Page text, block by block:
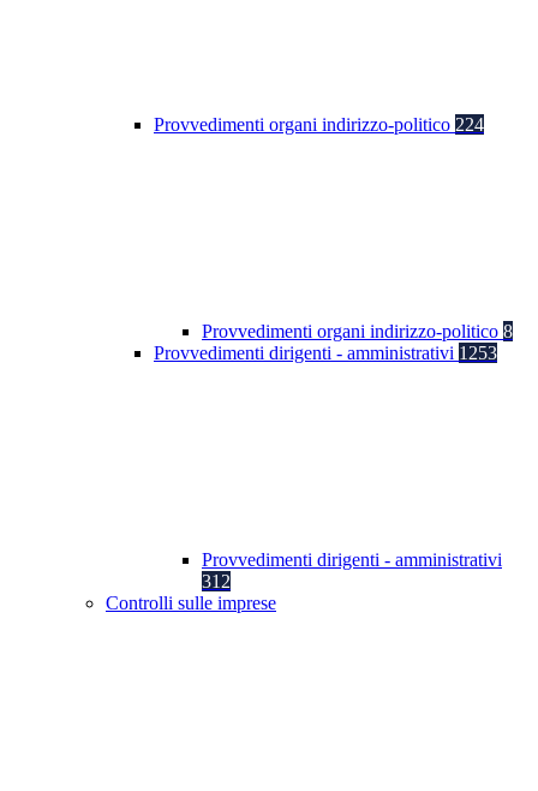
Provvedimenti organi indirizzo-politico 224
Provvedimenti organi indirizzo-politico 8
Provvedimenti dirigenti - amministrativi 1253
Provvedimenti dirigenti - amministrativi
312
Controlli sulle imprese